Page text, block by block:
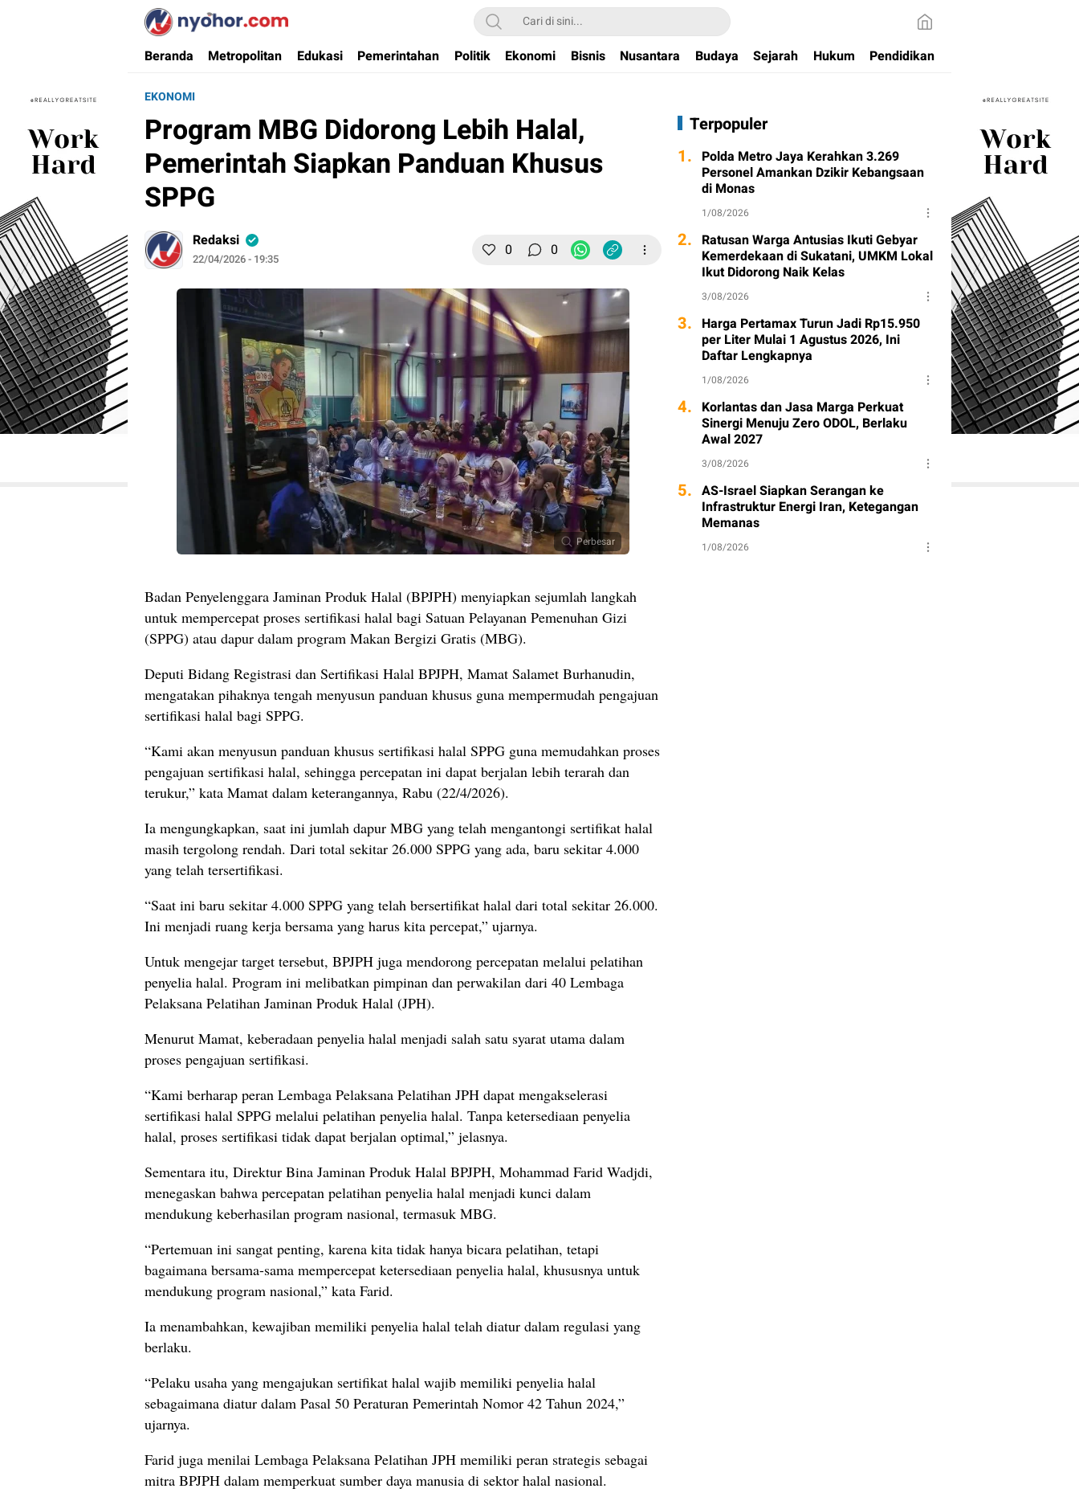
Nyohor.com
Media Informasi Ternyohor
Beranda Metropolitan Edukasi Pemerintahan Politik Ekonomi Bisnis Nusantara Budaya Sejarah Hukum Pendidikan
EKONOMI
Program MBG Didorong Lebih Halal,
Pemerintah Siapkan Panduan Khusus
SPPG
Redaksi
22/04/2026 - 19:35 0 0
Perbesar
Badan Penyelenggara Jaminan Produk Halal (BPJPH) menyiapkan sejumlah langkah
untuk mempercepat proses sertifikasi halal bagi Satuan Pelayanan Pemenuhan Gizi
(SPPG) atau dapur dalam program Makan Bergizi Gratis (MBG).
Deputi Bidang Registrasi dan Sertifikasi Halal BPJPH, Mamat Salamet Burhanudin,
mengatakan pihaknya tengah menyusun panduan khusus guna mempermudah pengajuan
sertifikasi halal bagi SPPG.
“Kami akan menyusun panduan khusus sertifikasi halal SPPG guna memudahkan proses
pengajuan sertifikasi halal, sehingga percepatan ini dapat berjalan lebih terarah dan
terukur,” kata Mamat dalam keterangannya, Rabu (22/4/2026).
Ia mengungkapkan, saat ini jumlah dapur MBG yang telah mengantongi sertifikat halal
masih tergolong rendah. Dari total sekitar 26.000 SPPG yang ada, baru sekitar 4.000
yang telah tersertifikasi.
“Saat ini baru sekitar 4.000 SPPG yang telah bersertifikat halal dari total sekitar 26.000.
Ini menjadi ruang kerja bersama yang harus kita percepat,” ujarnya.
Untuk mengejar target tersebut, BPJPH juga mendorong percepatan melalui pelatihan
penyelia halal. Program ini melibatkan pimpinan dan perwakilan dari 40 Lembaga
Pelaksana Pelatihan Jaminan Produk Halal (JPH).
Menurut Mamat, keberadaan penyelia halal menjadi salah satu syarat utama dalam
proses pengajuan sertifikasi.
“Kami berharap peran Lembaga Pelaksana Pelatihan JPH dapat mengakselerasi
sertifikasi halal SPPG melalui pelatihan penyelia halal. Tanpa ketersediaan penyelia
halal, proses sertifikasi tidak dapat berjalan optimal,” jelasnya.
Sementara itu, Direktur Bina Jaminan Produk Halal BPJPH, Mohammad Farid Wadjdi,
menegaskan bahwa percepatan pelatihan penyelia halal menjadi kunci dalam
mendukung keberhasilan program nasional, termasuk MBG.
“Pertemuan ini sangat penting, karena kita tidak hanya bicara pelatihan, tetapi
bagaimana bersama-sama mempercepat ketersediaan penyelia halal, khususnya untuk
mendukung program nasional,” kata Farid.
Ia menambahkan, kewajiban memiliki penyelia halal telah diatur dalam regulasi yang
berlaku.
“Pelaku usaha yang mengajukan sertifikat halal wajib memiliki penyelia halal
sebagaimana diatur dalam Pasal 50 Peraturan Pemerintah Nomor 42 Tahun 2024,”
ujarnya.
Farid juga menilai Lembaga Pelaksana Pelatihan JPH memiliki peran strategis sebagai
mitra BPJPH dalam memperkuat sumber daya manusia di sektor halal nasional.
Terpopuler
1. Polda Metro Jaya Kerahkan 3.269
Personel Amankan Dzikir Kebangsaan
di Monas
1/08/2026
2. Ratusan Warga Antusias Ikuti Gebyar
Kemerdekaan di Sukatani, UMKM Lokal
Ikut Didorong Naik Kelas
3/08/2026
3. Harga Pertamax Turun Jadi Rp15.950
per Liter Mulai 1 Agustus 2026, Ini
Daftar Lengkapnya
1/08/2026
4. Korlantas dan Jasa Marga Perkuat
Sinergi Menuju Zero ODOL, Berlaku
Awal 2027
3/08/2026
5. AS-Israel Siapkan Serangan ke
Infrastruktur Energi Iran, Ketegangan
Memanas
1/08/2026